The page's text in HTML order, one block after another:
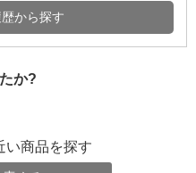
から探す
か?
い商品を探す